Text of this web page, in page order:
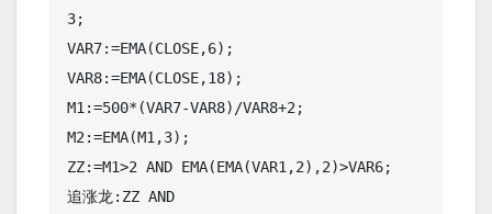
3;
VAR7:=EMA(CLOSE,6);
VAR8:=EMA(CLOSE,18);
M1:=500*(VAR7-VAR8)/VAR8+2;
M2:=EMA(M1,3);
ZZ:=M1>2 AND EMA(EMA(VAR1,2),2)>VAR6;
追涨龙:ZZ AND